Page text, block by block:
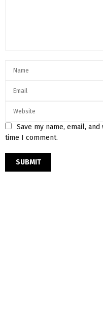
Save my name, email,
time I comment.